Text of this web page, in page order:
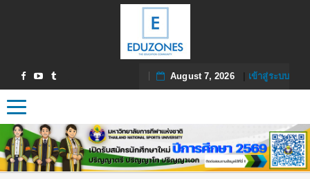
August 7, 2026| เข้าสู่ระบบ
Toggle navigation